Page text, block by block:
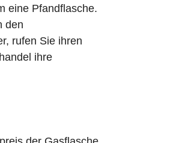
eine Pfandflasche.
den
rufen Sie ihren
ihre